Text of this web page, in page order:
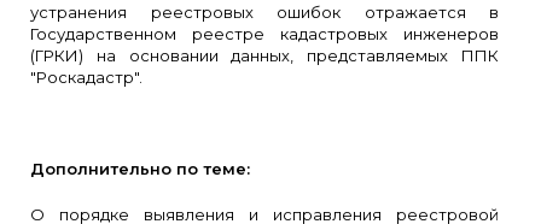
устранения реестровых ошибок отражается в
Государственном реестре кадастровых инженеров
(ГРКИ) на основании данных, представляемых ППК
"Роскадастр".
Дополнительно по теме:
О порядке выявления и исправления реестровой